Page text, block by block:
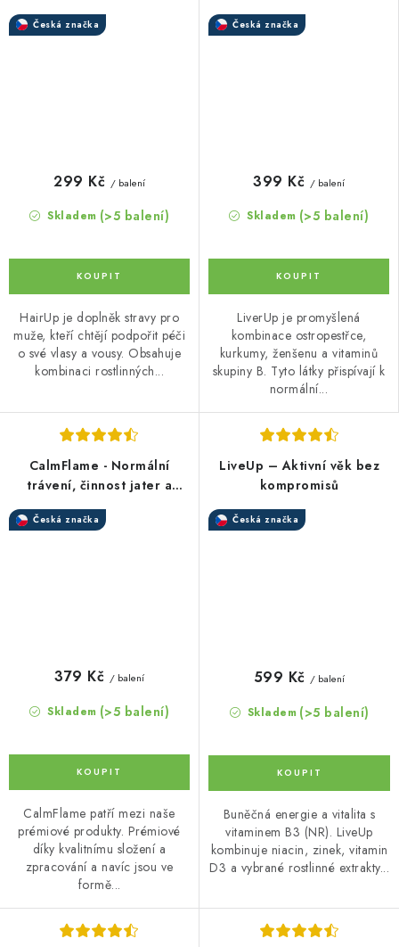
Česká značka
Skladem (>5 balení)
299 Kč / balení
HairUp je doplněk stravy pro
muže, kteří chtějí podpořit péči
o své vlasy a vousy. Obsahuje
kombinaci rostlinných...
Česká značka
Skladem (>5 balení)
399 Kč / balení
LiverUp je promyšlená
kombinace ostropestřce,
kurkumy, ženšenu a vitaminů
skupiny B. Tyto látky přispívají k
normální...
CalmFlame - Normální
trávení, činnost jater a
podpora imunitního
systému
Česká značka
Skladem (>5 balení)
379 Kč / balení
CalmFlame patří mezi naše
prémiové produkty. Prémiové
díky kvalitnímu složení a
zpracování a navíc jsou ve
formě...
LiveUp – Aktivní věk bez
kompromisů
Česká značka
Skladem (>5 balení)
599 Kč / balení
Buněčná energie a vitalita s
vitaminem B3 (NR). LiveUp
kombinuje niacin, zinek, vitamin
D3 a vybrané rostlinné extrakty...